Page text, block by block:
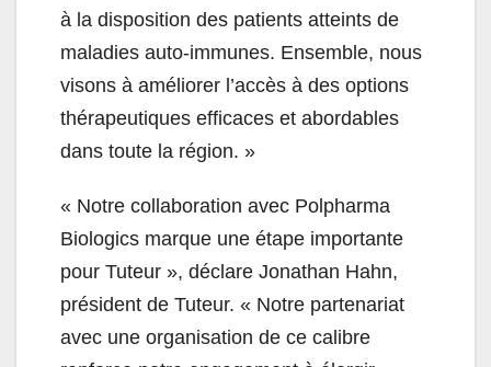
à la disposition des patients atteints de
maladies auto-immunes. Ensemble, nous
visons à améliorer l’accès à des options
thérapeutiques efficaces et abordables
dans toute la région. »
« Notre collaboration avec Polpharma
Biologics marque une étape importante
pour Tuteur », déclare Jonathan Hahn,
président de Tuteur. « Notre partenariat
avec une organisation de ce calibre